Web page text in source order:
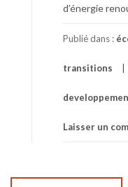
d’énergie
Publié dans :
transitions
Laisser un